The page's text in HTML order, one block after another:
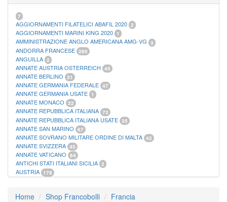
MATERIALE FILATELICO MARINI 33
RACCOGLITORI XL
7
AGGIORNAMENTI FILATELICI ABAFIL 2020 2
AGGIORNAMENTI MARINI KING 2020 1
AMMINISTRAZIONE ANGLO AMERICANA AMG-VG 3
ANDORRA FRANCESE 260
ANGUILLA 2
ANNATE AUSTRIA OSTERREICH 45
ANNATE BERLINO 31
ANNATE GERMANIA FEDERALE 47
ANNATE GERMANIA USATE 1
ANNATE MONACO 32
ANNATE REPUBBLICA ITALIANA 73
ANNATE REPUBBLICA ITALIANA USATE 35
ANNATE SAN MARINO 67
ANNATE SOVRANO MILITARE ORDINE DI MALTA 42
ANNATE SVIZZERA 45
ANNATE VATICANO 64
ANTICHI STATI ITALIANI SICILIA 2
AUSTRIA 178
CASTELROSSO 10
Home Shop Francobolli
Francia